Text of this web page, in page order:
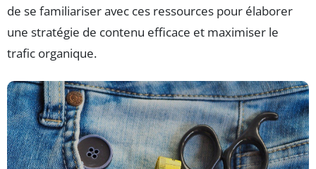
de se familiariser avec ces ressources pour élaborer
une stratégie de contenu efficace et maximiser le
trafic organique.